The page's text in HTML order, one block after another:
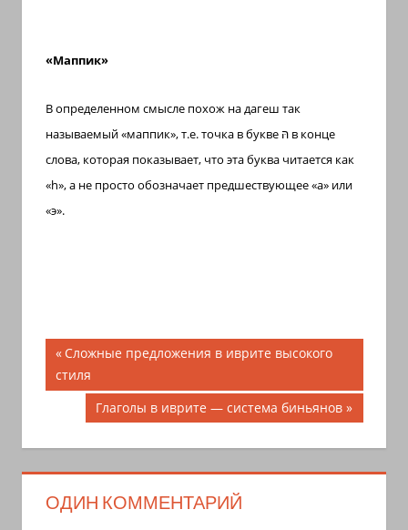
«Маппик»
В определенном смысле похож на дагеш так
называемый «маппик», т.е. точка в букве הּ в конце
слова, которая показывает, что эта буква читается как
«h», а не просто обозначает предшествующее «а» или
«э».
Навигация
по
записям
Предыдущая
запись;
Сложные предложения в иврите высокого
стиля
Следующая
запись:
Глаголы в иврите — система биньянов
ОДИН КОММЕНТАРИЙ